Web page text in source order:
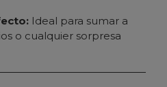
Ideal para sumar a
o cualquier sorpresa